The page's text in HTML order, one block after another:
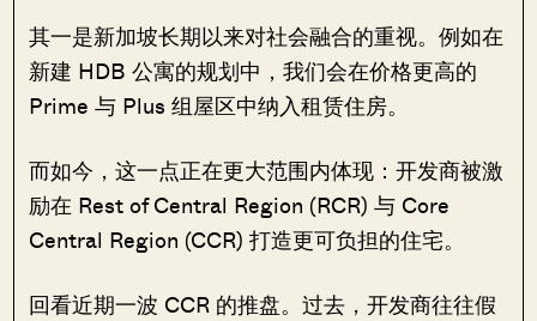
其一是新加坡长期以来对社会融合的重视。例如在
新建 HDB 公寓的规划中，我们会在价格更高的
Prime 与 Plus 组屋区中纳入租赁住房。
而如今，这一点正在更大范围内体现：开发商被激
励在 Rest of Central Region (RCR) 与 Core
Central Region (CCR) 打造更可负担的住宅。
回看近期一波 CCR 的推盘。过去，开发商往往假